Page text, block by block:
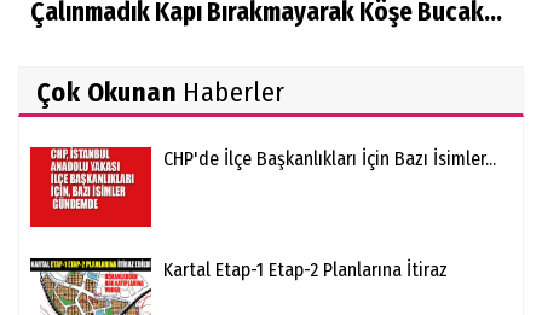
Çalınmadık Kapı Bırakmayarak Köşe Bucak...
Çok Okunan Haberler
CHP'de İlçe Başkanlıkları İçin Bazı İsimler...
Kartal Etap-1 Etap-2 Planlarına İtiraz